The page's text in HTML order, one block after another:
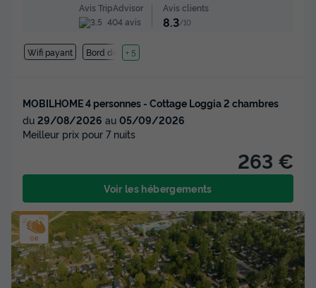
Avis TripAdvisor
404 avis
Avis clients
8.3/10
Wifi payant Bord de mer
+ 5
MOBILHOME 4 personnes - Cottage Loggia 2 chambres
du 29/08/2026 au 05/09/2026
Meilleur prix pour 7 nuits
263 €
Voir les hébergements